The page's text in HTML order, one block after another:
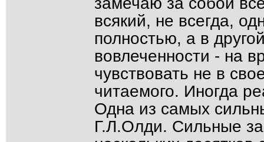
всякий, не всегда,
полностью, а в
вовлеченности - на
чувствовать не в
читаемого. Иногда
Одна из самых
Г.Л.Олди. Сильные